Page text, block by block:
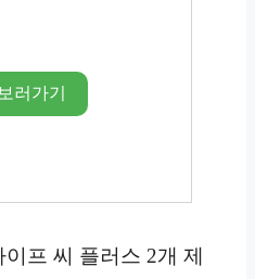
러가기
프 씨 플러스 2개 제